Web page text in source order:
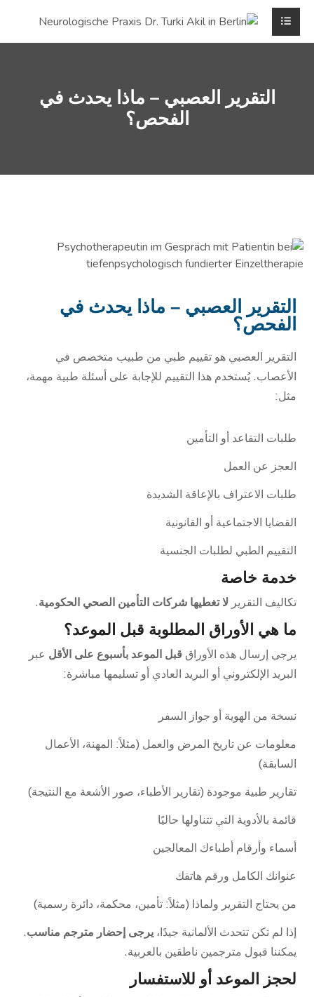
التقرير العصبي – ماذا يحدث في
الفحص؟
التقرير العصبي – ماذا يحدث في
الفحص؟
التقرير العصبي هو تقييم طبي من طبيب متخصص في
الأعصاب. يُستخدم هذا التقييم للإجابة على أسئلة طبية مهمة،
مثل:
طلبات التقاعد أو التأمين
العجز عن العمل
طلبات الاعتراف بالإعاقة الشديدة
القضايا الاجتماعية أو القانونية
التقييم الطبي لطلبات الجنسية
خدمة خاصة
تكاليف التقرير لا تغطيها شركات التأمين الصحي الحكومية.
ما هي الأوراق المطلوبة قبل الموعد؟
يرجى إرسال هذه الأوراق قبل الموعد بأسبوع على الأقل عبر
البريد الإلكتروني أو البريد العادي أو تسليمها مباشرة:
نسخة من الهوية أو جواز السفر
معلومات عن تاريخ المرض والعمل (مثلاً: المهنة، الأعمال
السابقة)
تقارير طبية موجودة (تقارير الأطباء، صور الأشعة مع النتيجة)
قائمة بالأدوية التي تتناولها حاليًا
أسماء وأرقام أطباءك المعالجين
عنوانك الكامل ورقم هاتفك
من يحتاج التقرير ولماذا (مثلاً: تأمين، محكمة، دائرة رسمية)
إذا لم تكن تتحدث الألمانية جيدًا، يرجى إحضار مترجم مناسب.
يمكننا قبول مترجمين ناطقين بالعربية.
لحجز الموعد أو للاستفسار